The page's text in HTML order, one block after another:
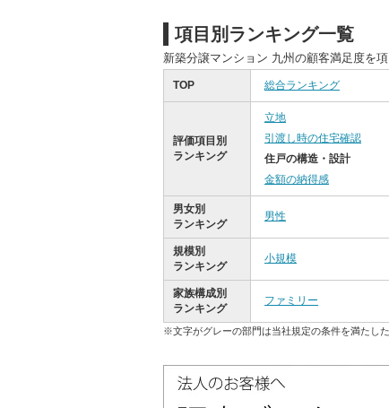
項目別ランキング一覧
新築分譲マンション 九州の顧客満足度を
TOP 総合ランキング
評価項目別
ランキング
立地
引渡し時の住宅確認
住戸の構造・設計
金額の納得感
男女別
ランキング
男性
規模別
ランキング
小規模
家族構成別
ランキング
ファミリー
※文字がグレーの部門は当社規定の条件を満たし